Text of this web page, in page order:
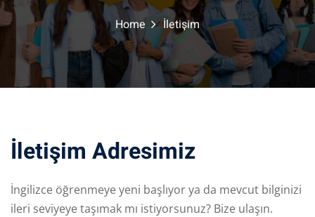
Home İletişim
İletişim Adresimiz
İngilizce öğrenmeye yeni başlıyor ya da mevcut bilginizi
ileri seviyeye taşımak mı istiyorsunuz? Bize ulaşın.